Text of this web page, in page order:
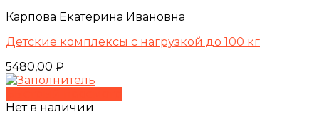
Карпова Екатерина Ивановна
Детские комплексы с нагрузкой до 100 кг
5480,00 ₽
Нет в наличии